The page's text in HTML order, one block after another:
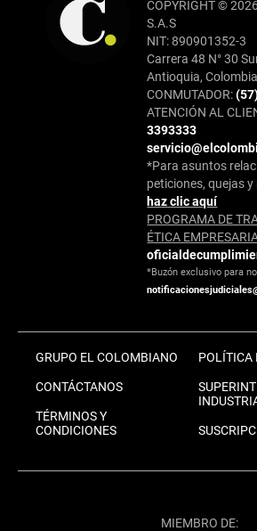
COPYRIGHT ©
S.A.S
NIT: 890901352-3
Carrera 48 N° 30
Antioquia,
CONMUTADOR:
ATENCIÓN AL
3393333
*Para asuntos
peticiones, quejas y
haz clic aquí
PROGRAMA DE
ÉTICA
*Buzón exclusivo para
GRUPO EL COLOMBIANO
CONTÁCTANOS
TÉRMINOS Y
CONDICIONES
POLÍTICA
MIEMBRO DE: